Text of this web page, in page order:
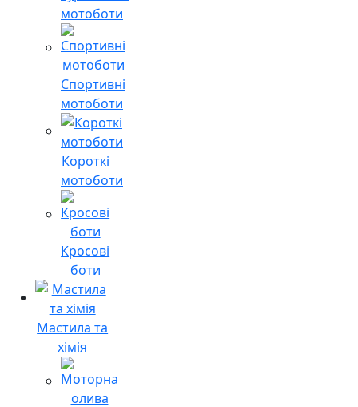
мотоботи
Спортивні
мотоботи
Короткі
мотоботи
Кросові
боти
Мастила та
хімія